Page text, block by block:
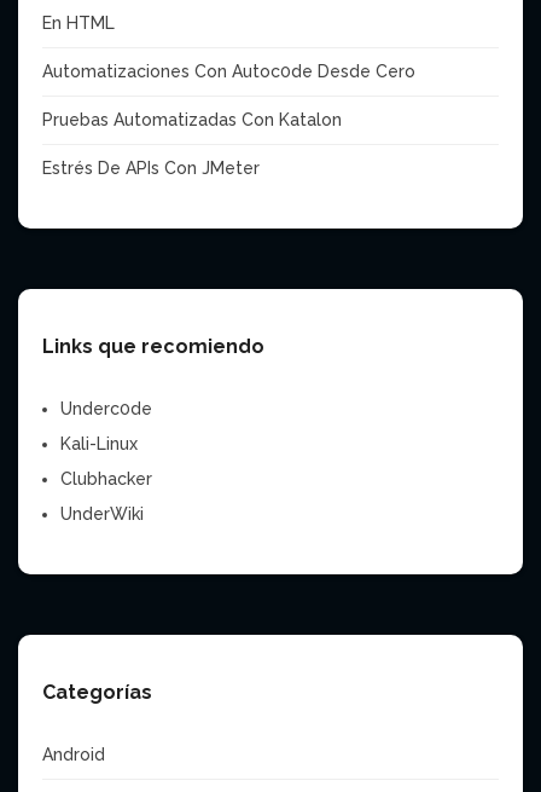
En HTML
Automatizaciones Con Autoc0de Desde Cero
Pruebas Automatizadas Con Katalon
Estrés De APIs Con JMeter
Links que recomiendo
Underc0de
Kali-Linux
Clubhacker
UnderWiki
Categorías
Android